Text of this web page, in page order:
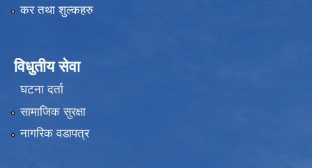
कर तथा शुल्कहरु
विधुतीय सेवा
घटना दर्ता
सामाजिक सुरक्षा
नागरिक वडापत्र